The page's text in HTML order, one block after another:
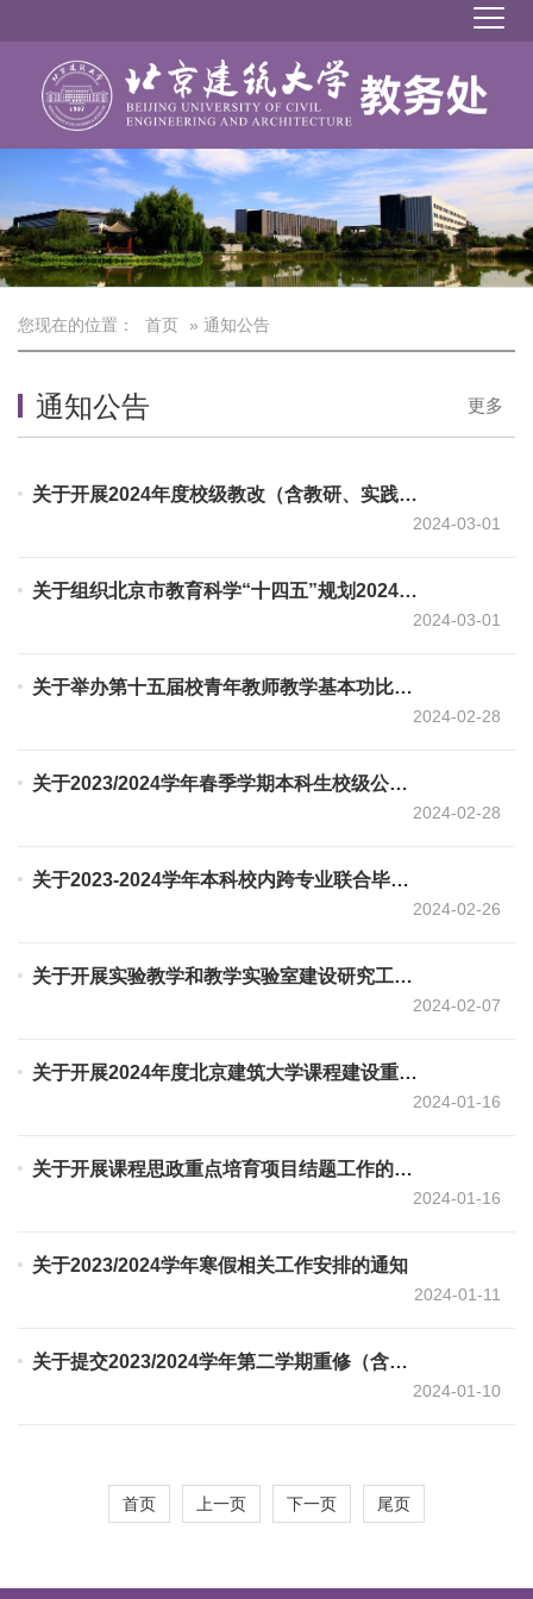
您现在的位置： 首页 » 通知公告
更多
通知公告
关于开展2024年度校级教改（含教研、实践和教材建设）项目进度检查和第一次结题验收工作的通知
2024-03-01
关于组织北京市教育科学“十四五”规划2024年度课题申报工作的通知
2024-03-01
关于举办第十五届校青年教师教学基本功比赛的通知
2024-02-28
关于2023/2024学年春季学期本科生校级公共选修课选课工作的通知
2024-02-28
关于2023-2024学年本科校内跨专业联合毕业设计（论文）立项结果的通知
2024-02-26
关于开展实验教学和教学实验室建设研究工作的通知
2024-02-07
关于开展2024年度北京建筑大学课程建设重点培育项目结题验收工作的通知
2024-01-16
关于开展课程思政重点培育项目结题工作的通知
2024-01-16
关于2023/2024学年寒假相关工作安排的通知
2024-01-11
关于提交2023/2024学年第二学期重修（含免听）选课申请的通知
2024-01-10
首页 上一页 下一页 尾页